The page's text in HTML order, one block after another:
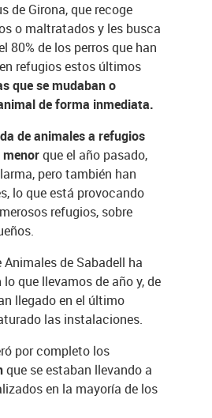
de Girona, que recoge
o maltratados y les busca
80% de los perros que han
refugios estos últimos
que se mudaban o
de forma inmediata.
de animales a refugios
que el año pasado,
pero también han
lo que está provocando
refugios, sobre
de Sabadell ha
que llevamos de año y, de
llegado en el último
las instalaciones.
por completo los
que se estaban llevando a
en la mayoría de los